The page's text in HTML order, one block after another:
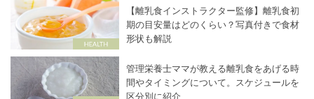
【離乳食インストラクター監修】離乳食初
期の目安量はどのくらい？写真付きで食材
形状も解説
管理栄養士ママが教える離乳食をあげる時
間やタイミングについて。スケジュールを
区分別に紹介